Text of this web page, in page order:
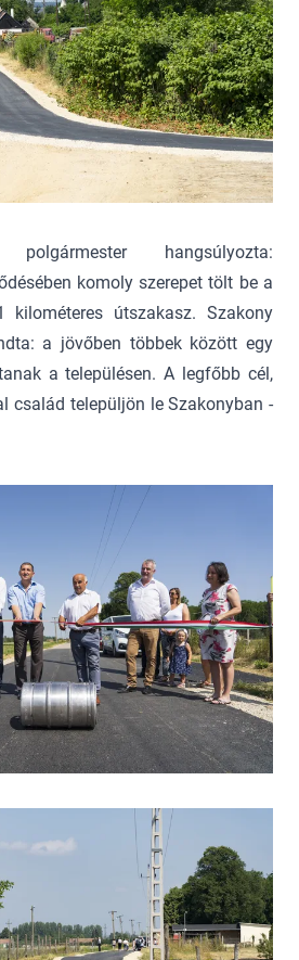
hangsúlyozta:
komoly szerepet tölt be a
útszakasz. Szakony
a jövőben többek között egy
a településen. A legfőbb cél,
család települjön le Szakonyban -